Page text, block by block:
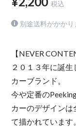
税込
別途送料がかかり
【NEVER
２０１３年に誕
カーブランド。
今や定番の
カーのデザイン
て描かれています。